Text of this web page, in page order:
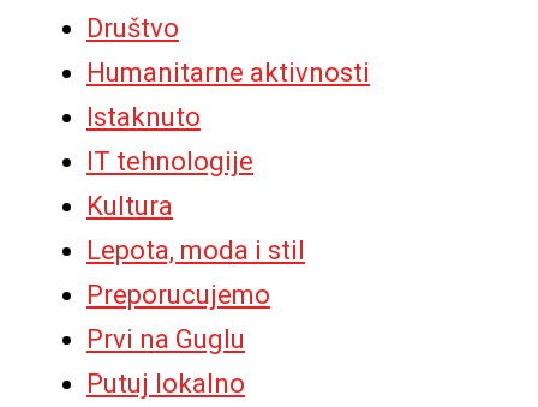
Društvo
Humanitarne aktivnosti
Istaknuto
IT tehnologije
Kultura
Lepota, moda i stil
Preporucujemo
Prvi na Guglu
Putuj lokalno